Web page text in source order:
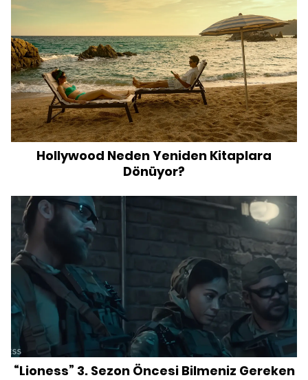
Hollywood Neden Yeniden Kitaplara
Dönüyor?
“Lioness” 3. Sezon Öncesi Bilmeniz Gereken